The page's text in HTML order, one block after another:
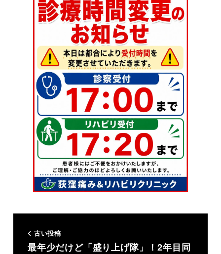
古い投稿
最年少だけど「盛り上げ隊」！2年目同